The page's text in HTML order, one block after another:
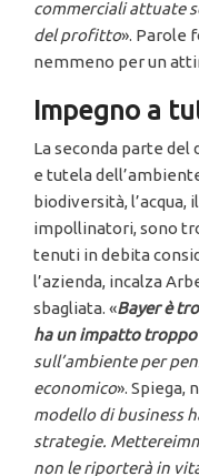
commerciali attuate
del profitto». Parole
nemmeno per un
Impegno a
La seconda parte
e tutela
biodiversità,
impollinatori, sono
tenuti in debita
l’azienda, incalza
sbagliata. «Bayer è
ha un impatto
sull’ambiente per
economico». Spiega,
modello di business
strategie.
non le riporterà in